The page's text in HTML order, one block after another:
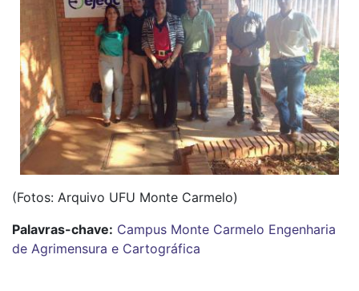
(Fotos: Arquivo UFU Monte Carmelo)
Palavras-chave: Campus Monte Carmelo Engenharia
de Agrimensura e Cartográfica